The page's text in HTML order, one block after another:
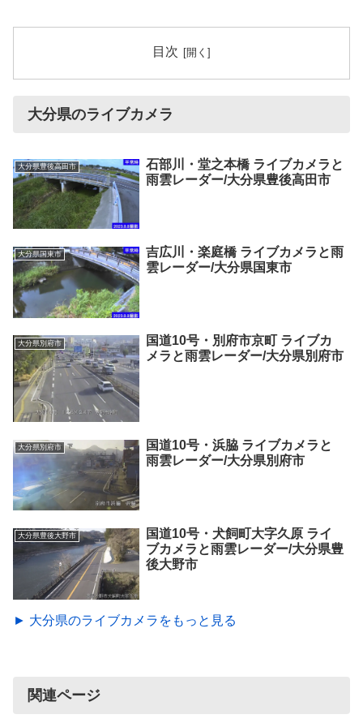
目次
大分県のライブカメラ
大分県豊後高田市
石部川・堂之本橋 ライブカメラと
雨雲レーダー/大分県豊後高田市
大分県国東市
吉広川・楽庭橋 ライブカメラと雨
雲レーダー/大分県国東市
大分県別府市
国道10号・別府市京町 ライブカ
メラと雨雲レーダー/大分県別府市
大分県別府市
国道10号・浜脇 ライブカメラと
雨雲レーダー/大分県別府市
大分県豊後大野市
国道10号・犬飼町大字久原 ライ
ブカメラと雨雲レーダー/大分県豊
後大野市
► 大分県のライブカメラをもっと見る
関連ページ